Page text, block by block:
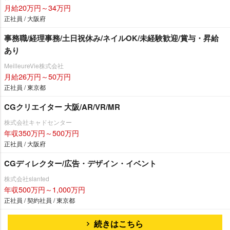
月給20万円～34万円
正社員 / 大阪府
事務職/経理事務/土日祝休み/ネイルOK/未経験歓迎/賞与・昇給
あり
MeilleureVie株式会社
月給26万円～50万円
正社員 / 東京都
CGクリエイター 大阪/AR/VR/MR
株式会社キャドセンター
年収350万円～500万円
正社員 / 大阪府
CGディレクター/広告・デザイン・イベント
株式会社slanted
年収500万円～1,000万円
正社員 / 契約社員 / 東京都
続きはこちら